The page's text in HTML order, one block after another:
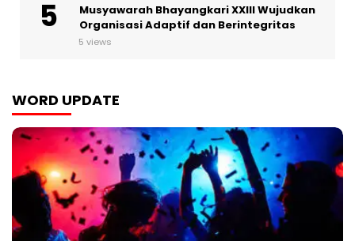
Musyawarah Bhayangkari XXIII Wujudkan
Organisasi Adaptif dan Berintegritas
5 views
WORD UPDATE